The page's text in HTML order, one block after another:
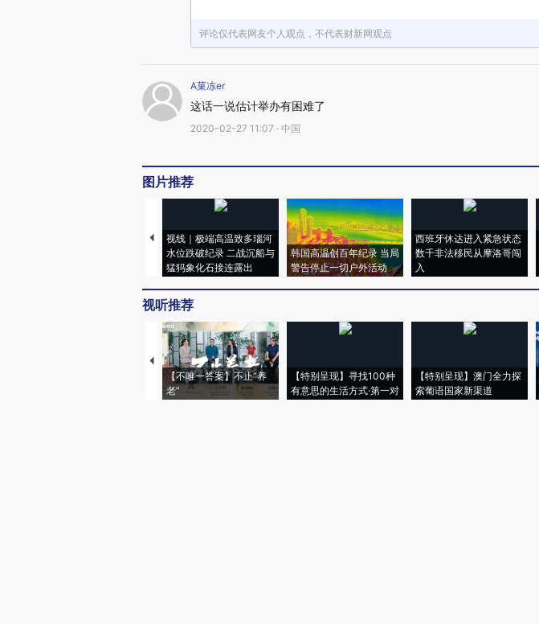
评论仅代表网友个人观点，不代表财新网观点
A菓冻er
这话一说估计举办有困难了
2020-02-27 11:07 · 中国
图片推荐
视线｜极端高温致多瑙河
水位跌破纪录 二战沉船与
猛犸象化石接连露出
韩国高温创百年纪录 当局
警告停止一切户外活动
西班牙休达进入紧急状态
数千非法移民从摩洛哥闯
入
视听推荐
【不唯一答案】不止“养
老”
【特别呈现】寻找100种
有意思的生活方式·第一对
【特别呈现】澳门全力探
索葡语国家新渠道